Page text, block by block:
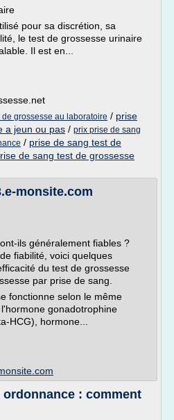
pour sa discrétion, sa
le test de grossesse urinaire
Il est en...
de grossesse au laboratoire / prise
a jeun ou pas / prix prise de sang
/ prise de sang test de
de sang test de grossesse
monsite.com
ils généralement fiables ?
fiabilité, voici quelques
du test de grossesse
par prise de sang.
fonctionne selon le même
gonadotrophine
HCG), hormone...
: comment